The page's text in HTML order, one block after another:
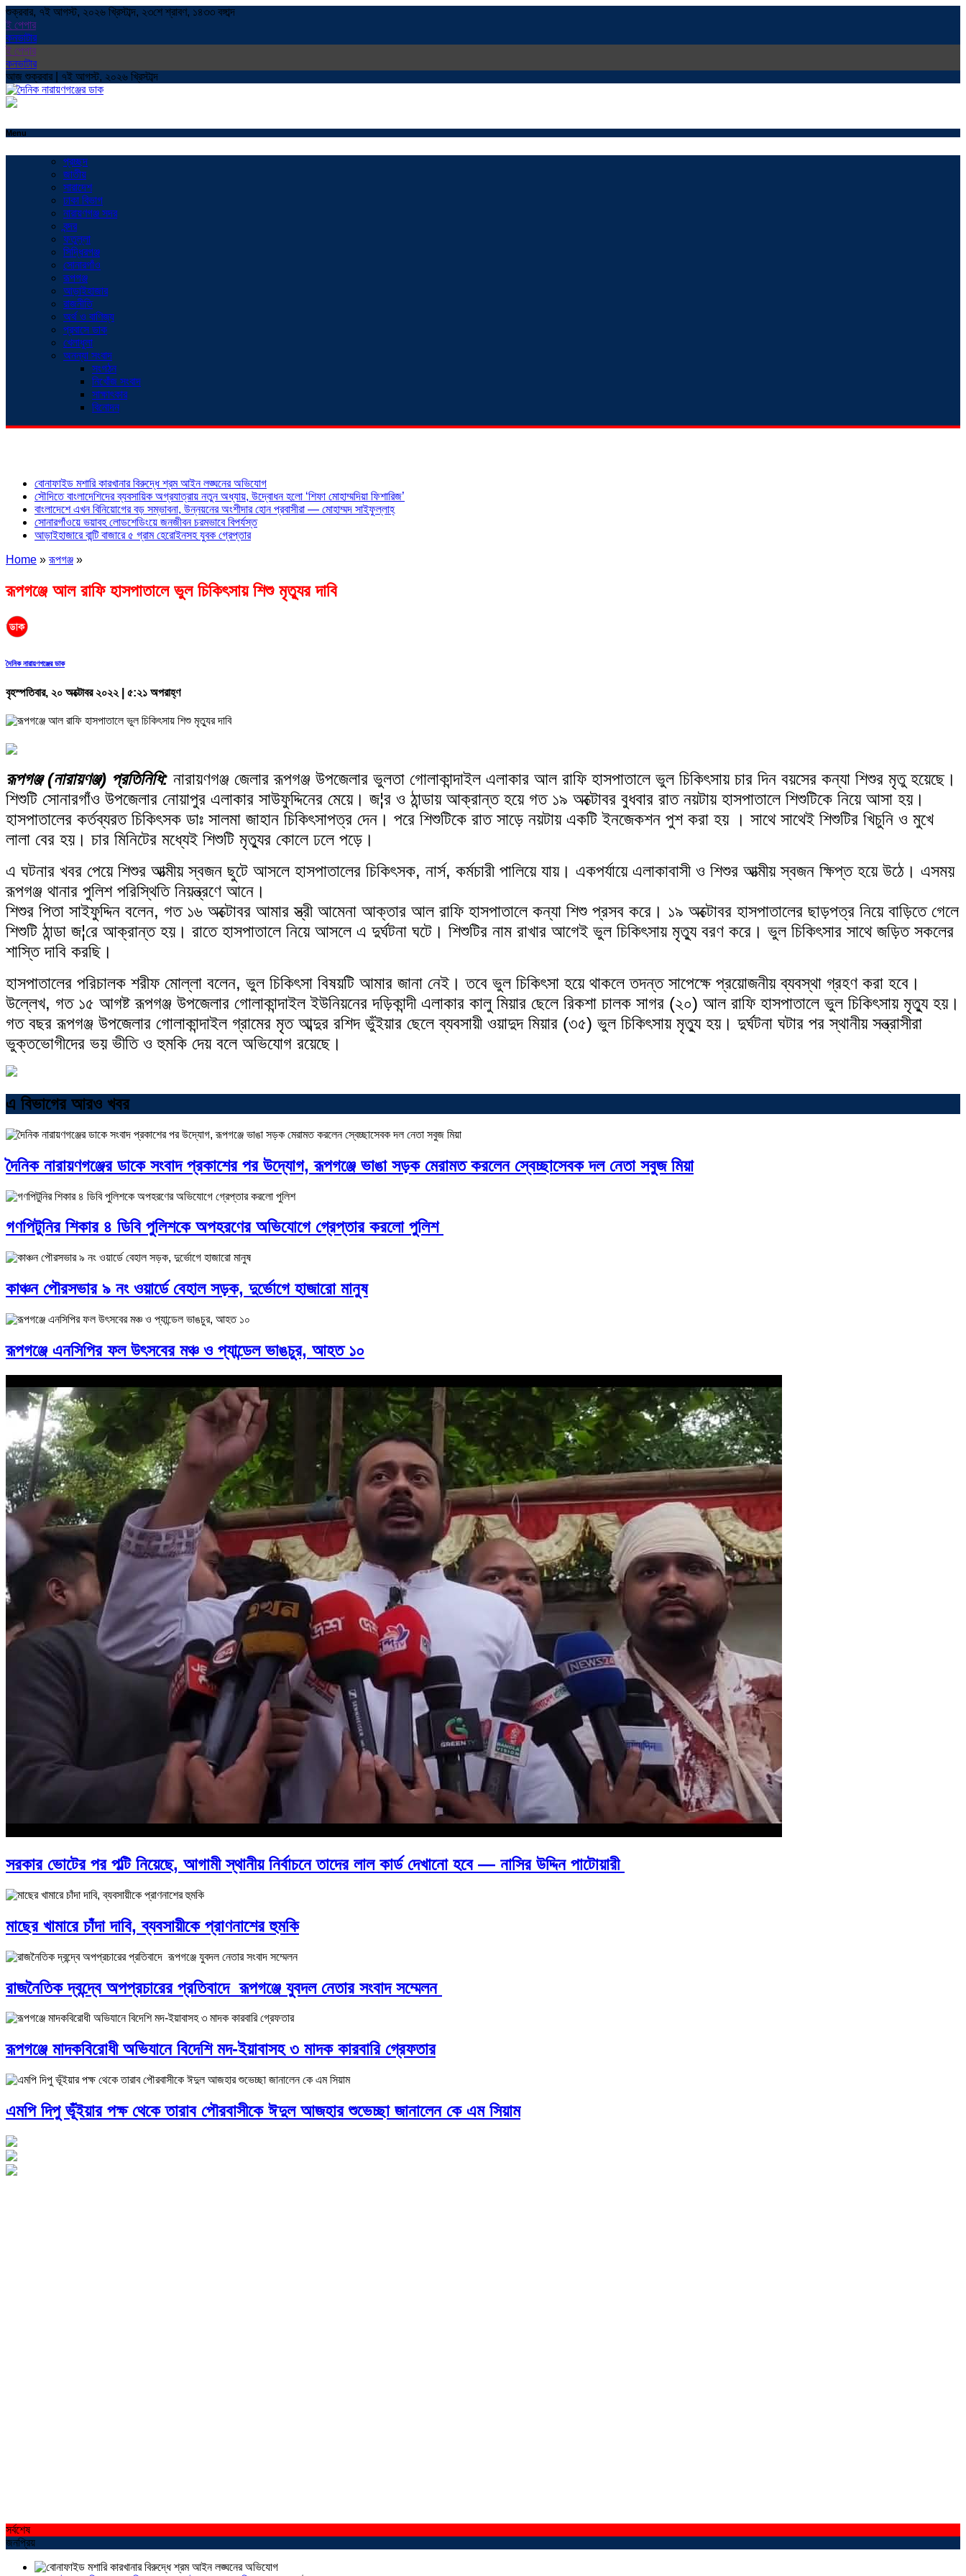
শুক্রবার, ৭ই আগস্ট, ২০২৬ খ্রিস্টাব্দ, ২৩শে শ্রাবণ, ১৪৩৩ বঙ্গাব্দ
ই পেপার
কনভাটার
ই পেপার
কনভাটার
আজ শুক্রবার | ৭ই আগস্ট, ২০২৬ খ্রিস্টাব্দ
Menu
প্রচ্ছদ
জাতীয়
সারাদেশ
ঢাকা বিভাগ
নারায়ণগঞ্জ সদর
বন্দর
ফতুল্লা
সিদ্ধিরগঞ্জ
সোনারগাঁও
রূপগঞ্জ
আড়াইহাজার
রাজনীতি
অর্থ ও বাণিজ্য
প্রবাসে ডাক
খেলাধুলা
অনন্যা সংবাদ
সংগঠন
নিখোঁজ সংবাদ
সাক্ষাৎকার
বিনোদন
বোনাফাইড মশারি কারখানার বিরুদ্ধে শ্রম আইন লঙ্ঘনের অভিযোগ
সৌদিতে বাংলাদেশিদের ব্যবসায়িক অগ্রযাত্রায় নতুন অধ্যায়, উদ্বোধন হলো ‘শিফা মোহাম্মদিয়া ফিশারিজ’
বাংলাদেশে এখন বিনিয়োগের বড় সম্ভাবনা, উন্নয়নের অংশীদার হোন প্রবাসীরা — মোহাম্মদ সাইফুল্লাহ্
সোনারগাঁওয়ে ভয়াবহ লোডশেডিংয়ে জনজীবন চরমভাবে বিপর্যস্ত
আড়াইহাজারে বান্টি বাজারে ৫ গ্রাম হেরোইনসহ যুবক গ্রেপ্তার
Home »রূপগঞ্জ »
রূপগঞ্জে আল রাফি হাসপাতালে ভুল চিকিৎসায় শিশু মৃত্যুর দাবি
দৈনিক নারায়ণগঞ্জের ডাক
বৃহস্পতিবার, ২০ অক্টোবর ২০২২ | ৫:২১ অপরাহ্ণ
রূপগঞ্জ (নারায়ণঞ্জ) প্রতিনিধি: নারায়ণগঞ্জ জেলার রূপগঞ্জ উপজেলার ভুলতা গোলাকান্দাইল এলাকার আল রাফি হাসপাতালে ভুল চিকিৎসায় চার দিন বয়সের কন্যা শিশুর মৃতু হয়েছে।
শিশুটি সোনারগাঁও উপজেলার নোয়াপুর এলাকার সাউফুদ্দিনের মেয়ে। জ¦র ও ঠান্ডায় আক্রান্ত হয়ে গত ১৯ অক্টোবর বুধবার রাত নয়টায় হাসপাতালে শিশুটিকে নিয়ে আসা হয়।
হাসপাতালের কর্তব্যরত চিকিৎসক ডাঃ সালমা জাহান চিকিৎসাপত্র দেন। পরে শিশুটিকে রাত সাড়ে নয়টায় একটি ইনজেকশন পুশ করা হয় । সাথে সাথেই শিশুটির খিচুনি ও মুখে
লালা বের হয়। চার মিনিটের মধ্যেই শিশুটি মৃত্যুর কোলে ঢলে পড়ে।
এ ঘটনার খবর পেয়ে শিশুর আত্মীয় স্বজন ছুটে আসলে হাসপাতালের চিকিৎসক, নার্স, কর্মচারী পালিয়ে যায়। একপর্যায়ে এলাকাবাসী ও শিশুর আত্মীয় স্বজন ক্ষিপ্ত হয়ে উঠে। এসময়
রূপগঞ্জ থানার পুলিশ পরিস্থিতি নিয়ন্ত্রণে আনে।
শিশুর পিতা সাইফুদ্দিন বলেন, গত ১৬ অক্টোবর আমার স্ত্রী আমেনা আক্তার আল রাফি হাসপাতালে কন্যা শিশু প্রসব করে। ১৯ অক্টোবর হাসপাতালের ছাড়পত্র নিয়ে বাড়িতে গেলে
শিশুটি ঠান্ডা জ¦রে আক্রান্ত হয়। রাতে হাসপাতালে নিয়ে আসলে এ দুর্ঘটনা ঘটে। শিশুটির নাম রাখার আগেই ভুল চিকিৎসায় মৃত্যু বরণ করে। ভুল চিকিৎসার সাথে জড়িত সকলের
শাস্তি দাবি করছি।
হাসপাতালের পরিচালক শরীফ মোল্লা বলেন, ভুল চিকিৎসা বিষয়টি আমার জানা নেই। তবে ভুল চিকিৎসা হয়ে থাকলে তদন্ত সাপেক্ষে প্রয়োজনীয় ব্যবস্থা গ্রহণ করা হবে।
উল্লেখ, গত ১৫ আগষ্ট রূপগঞ্জ উপজেলার গোলাকান্দাইল ইউনিয়নের দড়িকান্দী এলাকার কালু মিয়ার ছেলে রিকশা চালক সাগর (২০) আল রাফি হাসপাতালে ভুল চিকিৎসায় মৃত্যু হয়।
গত বছর রূপগঞ্জ উপজেলার গোলাকান্দাইল গ্রামের মৃত আব্দুর রশিদ ভুঁইয়ার ছেলে ব্যবসায়ী ওয়াদুদ মিয়ার (৩৫) ভুল চিকিৎসায় মৃত্যু হয়। দুর্ঘটনা ঘটার পর স্থানীয় সন্ত্রাসীরা
ভুক্তভোগীদের ভয় ভীতি ও হুমকি দেয় বলে অভিযোগ রয়েছে।
এ বিভাগের আরও খবর
দৈনিক নারায়ণগঞ্জের ডাকে সংবাদ প্রকাশের পর উদ্যোগ, রূপগঞ্জে ভাঙা সড়ক মেরামত করলেন স্বেচ্ছাসেবক দল নেতা সবুজ মিয়া
গণপিটুনির শিকার ৪ ডিবি পুলিশকে অপহরণের অভিযোগে গ্রেপ্তার করলো পুলিশ
কাঞ্চন পৌরসভার ৯ নং ওয়ার্ডে বেহাল সড়ক, দুর্ভোগে হাজারো মানুষ
রূপগঞ্জে এনসিপির ফল উৎসবের মঞ্চ ও প্যান্ডেল ভাঙচুর, আহত ১০
সরকার ভোটের পর পল্টি নিয়েছে, আগামী স্থানীয় নির্বাচনে তাদের লাল কার্ড দেখানো হবে — নাসির উদ্দিন পাটোয়ারী
মাছের খামারে চাঁদা দাবি, ব্যবসায়ীকে প্রাণনাশের হুমকি
রাজনৈতিক দ্বন্দ্বে অপপ্রচারের প্রতিবাদে ‎রূপগঞ্জে যুবদল নেতার সংবাদ সম্মেলন ‎
রূপগঞ্জে মাদকবিরোধী অভিযানে বিদেশি মদ-ইয়াবাসহ ৩ মাদক কারবারি গ্রেফতার
এমপি দিপু ভূঁইয়ার পক্ষ থেকে তারাব পৌরবাসীকে ঈদুল আজহার শুভেচ্ছা জানালেন কে এম সিয়াম
সর্বশেষ
জনপ্রিয়